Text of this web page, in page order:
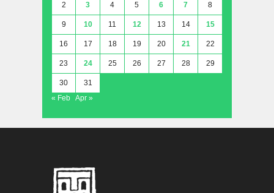
2 3 4 5 6 7 8
9 10 11 12 13 14 15
16 17 18 19 20 21 22
23 24 25 26 27 28 29
30
31
« Feb Apr »